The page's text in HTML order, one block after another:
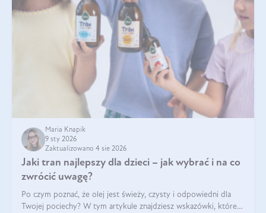
Maria Knapik
9 sty 2026
Zaktualizowano 4 sie 2026
Jaki tran najlepszy dla dzieci – jak wybrać i na co
zwrócić uwagę?
Po czym poznać, że olej jest świeży, czysty i odpowiedni dla
Twojej pociechy? W tym artykule znajdziesz wskazówki, które